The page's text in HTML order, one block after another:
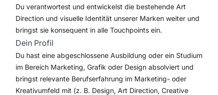
Du verantwortest und entwickelst die bestehende Art
Direction und visuelle Identität unserer Marken weiter und
bringst sie konsequent in alle Touchpoints ein.
Dein Profil
Du hast eine abgeschlossene Ausbildung oder ein Studium
im Bereich Marketing, Grafik oder Design absolviert und
bringst relevante Berufserfahrung im Marketing- oder
Kreativumfeld mit (z. B. Design, Art Direction, Creative